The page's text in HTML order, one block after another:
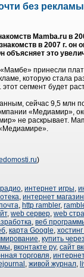
без рекламы
Mamba.ru в
в 2007 г. он
объясняет это
принесли
которую стала
сегмент будет
сейчас 9,5 млн
«Медиамир»,
не раскрывает.
)
, интернет игры,
, интернет
, http rambler,
, web сервер, web
, веб
, карта Google,
, купить
, вконтакте ру, сайт
торговля,
, живой журнал,